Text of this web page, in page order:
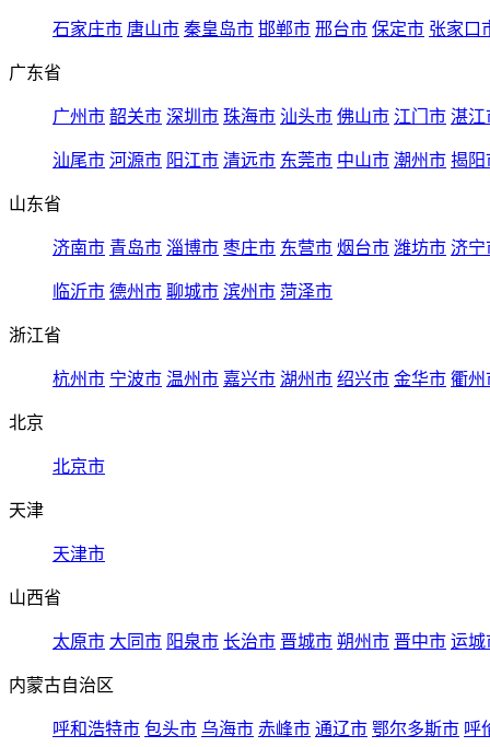
石家庄市 唐山市 秦皇岛市 邯郸市 邢台市 保定市 张家口
广东省
广州市 韶关市 深圳市 珠海市 汕头市 佛山市 江门市 湛江
汕尾市 河源市 阳江市 清远市 东莞市 中山市 潮州市 揭阳
山东省
济南市 青岛市 淄博市 枣庄市 东营市 烟台市 潍坊市 济宁
临沂市 德州市 聊城市 滨州市 菏泽市
浙江省
杭州市 宁波市 温州市 嘉兴市 湖州市 绍兴市 金华市 衢州
北京
北京市
天津
天津市
山西省
太原市 大同市 阳泉市 长治市 晋城市 朔州市 晋中市 运城
内蒙古自治区
呼和浩特市 包头市 乌海市 赤峰市 通辽市 鄂尔多斯市 呼